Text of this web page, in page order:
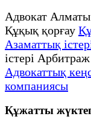
Адвокат Алматы
Құқық қорғау
Азаматтық
істері
Адвокаттық
компаниясы
Құжатты